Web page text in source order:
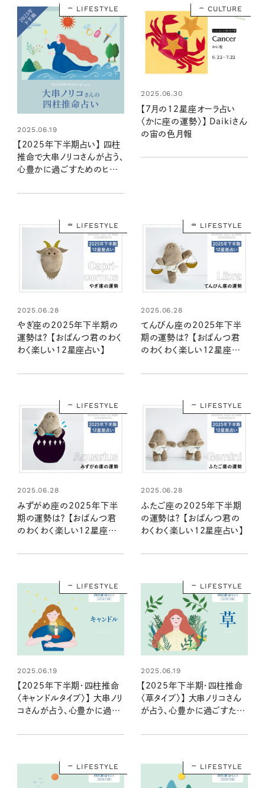
LIFESTYLE
2025.06.19
【2025年下半期占い】 四柱
推命で大串ノリコさんが占う、
心豊かに過ごすためのヒント
CULTURE
2025.06.30
【7月の12星座オーラ占い
〈かに座の運勢〉】 Daikiさん
の宙の色月報
LIFESTYLE
2025.06.28
やぎ座の2025年下半期の
運勢は？ 【おぱんつ君のわく
わく楽しい12星座占い】
LIFESTYLE
2025.06.28
てんびん座の2025年下半
期の運勢は？ 【おぱんつ君
のわくわく楽しい12星座占
LIFESTYLE
2025.06.28
みずがめ座の2025年下半
期の運勢は？ 【おぱんつ君
のわくわく楽しい12星座占
LIFESTYLE
2025.06.28
ふたご座の2025年下半期
の運勢は？ 【おぱんつ君の
わくわく楽しい12星座占い】
LIFESTYLE
2025.06.19
【2025年下半期・四柱推命
〈キャンドルタイプ〉】 大串ノリ
コさんが占う、心豊かに過ご
LIFESTYLE
2025.06.19
【2025年下半期・四柱推命
〈草タイプ〉】 大串ノリコさん
が占う、心豊かに過ごすため
LIFESTYLE LIFESTYLE